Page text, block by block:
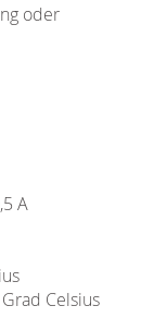
oder
A
Celsius